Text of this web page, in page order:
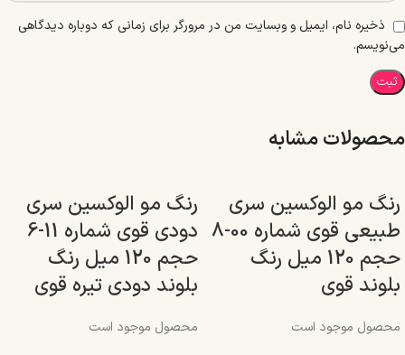
ذخیره نام، ایمیل و وبسایت من در مرورگر برای زمانی که دوباره دیدگاهی
می‌نویسم.
محصولات مشابه
رنگ مو الوکسین سری
طبیعی قوی شماره 00-8
حجم 120 میل رنگ
بلوند قوی
محصول موجود است
رنگ مو الوکسین سری
دودی قوی شماره 11-6
حجم 120 میل رنگ
بلوند دودی تیره قوی
محصول موجود است